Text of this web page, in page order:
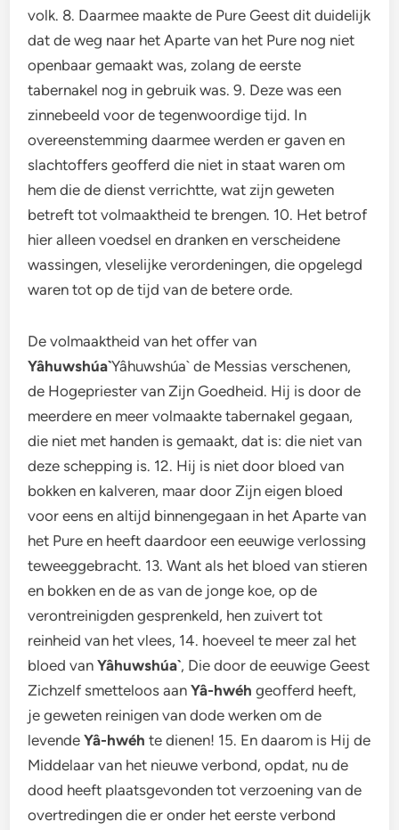
volk. 8. Daarmee maakte de Pure Geest dit duidelijk
dat de weg naar het Aparte van het Pure nog niet
openbaar gemaakt was, zolang de eerste
tabernakel nog in gebruik was. 9. Deze was een
zinnebeeld voor de tegenwoordige tijd. In
overeenstemming daarmee werden er gaven en
slachtoffers geofferd die niet in staat waren om
hem die de dienst verrichtte, wat zijn geweten
betreft tot volmaaktheid te brengen. 10. Het betrof
hier alleen voedsel en dranken en verscheidene
wassingen, vleselijke verordeningen, die opgelegd
waren tot op de tijd van de betere orde.
De volmaaktheid van het offer van
Yâhuwshúa`Yâhuwshúa` de Messias verschenen,
de Hogepriester van Zijn Goedheid. Hij is door de
meerdere en meer volmaakte tabernakel gegaan,
die niet met handen is gemaakt, dat is: die niet van
deze schepping is. 12. Hij is niet door bloed van
bokken en kalveren, maar door Zijn eigen bloed
voor eens en altijd binnengegaan in het Aparte van
het Pure en heeft daardoor een eeuwige verlossing
teweeggebracht. 13. Want als het bloed van stieren
en bokken en de as van de jonge koe, op de
verontreinigden gesprenkeld, hen zuivert tot
reinheid van het vlees, 14. hoeveel te meer zal het
bloed vanYâhuwshúa`, Die door de eeuwige Geest
Zichzelf smetteloos aanYâ-hwéh geofferd heeft,
je geweten reinigen van dode werken om de
levendeYâ-hwéh te dienen! 15. En daarom is Hij de
Middelaar van het nieuwe verbond, opdat, nu de
dood heeft plaatsgevonden tot verzoening van de
overtredingen die er onder het eerste verbond